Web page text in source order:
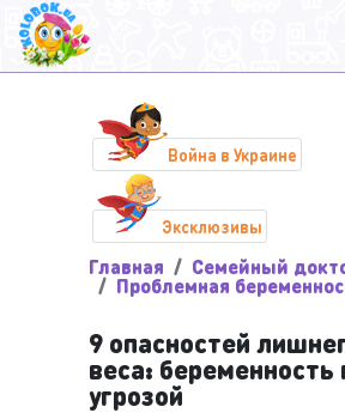
Война в Украине
Эксклюзивы
Главная Семейный
Проблемная
9 опасностей
веса: беременность
угрозой